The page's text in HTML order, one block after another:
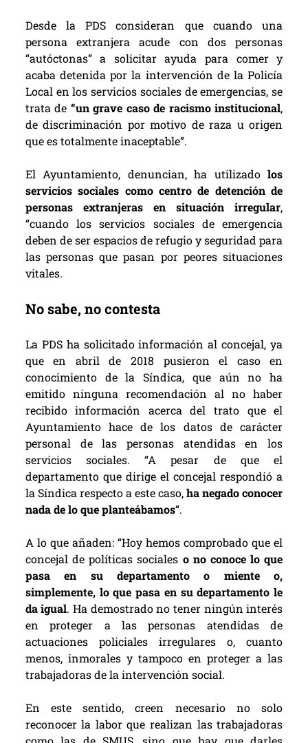
Desde la PDS consideran que cuando una
persona extranjera acude con dos personas
“autóctonas” a solicitar ayuda para comer y
acaba detenida por la intervención de la Policía
Local en los servicios sociales de emergencias, se
trata de “un grave caso de racismo institucional,
de discriminación por motivo de raza u origen
que es totalmente inaceptable”.
El Ayuntamiento, denuncian, ha utilizadolos
servicios sociales como centro de detención de
personas extranjeras en situación irregular,
“cuando los servicios sociales de emergencia
deben de ser espacios de refugio y seguridad para
las personas que pasan por peores situaciones
vitales.
No sabe, no contesta
La PDS ha solicitado información al concejal, ya
que en abril de 2018 pusieron el caso en
conocimiento de la Síndica, que aún no ha
emitido ninguna recomendación al no haber
recibido información acerca del trato que el
Ayuntamiento hace de los datos de carácter
personal de las personas atendidas en los
servicios sociales. “A pesar de que el
departamento que dirige el concejal respondió a
la Síndica respecto a este caso,ha negado conocer
nada de lo que planteábamos“.
A lo que añaden: “Hoy hemos comprobado que el
concejal de políticas sociales o no conoce lo que
pasa en su departamento o miente o,
simplemente, lo que pasa en su departamento le
da igual. Ha demostrado no tener ningún interés
en proteger a las personas atendidas de
actuaciones policiales irregulares o, cuanto
menos, inmorales y tampoco en proteger a las
trabajadoras de la intervención social.
En este sentido, creen necesario no solo
reconocer la labor que realizan las trabajadoras